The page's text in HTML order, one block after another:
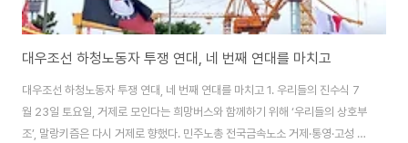
대우조선 하청노동자 투쟁 연대, 네 번째 연대를 마치고
대우조선 하청노동자 투쟁 연대, 네 번째 연대를 마치고 1. 우리들의 진수식 7
월 23일 토요일, 거제로 모인다는 희망버스와 함께하기 위해 ‘우리들의 상호부
조’, 말랑키즘은 다시 거제로 향했다. 민주노총 전국금속노소 거제·통영·고성 조